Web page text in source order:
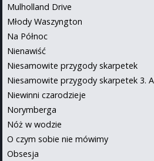
Mulholland Drive
Młody Waszyngton
Na Północ
Nienawiść
Niesamowite przygody skarpetek
Niesamowite przygody skarpetek 3.
Niewinni czarodzieje
Norymberga
Nóż w wodzie
O czym sobie nie mówimy
Obsesja